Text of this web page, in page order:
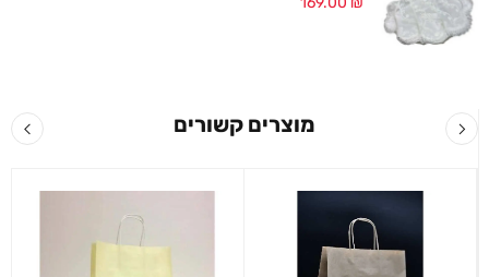
מוצרים קשורים